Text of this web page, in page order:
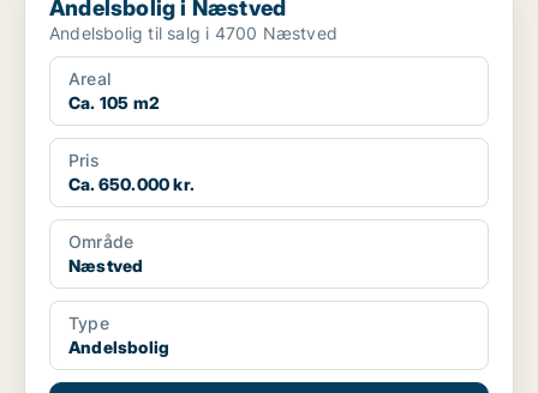
Andelsbolig i Næstved
Andelsbolig til salg i 4700 Næstved
Areal
Ca. 105 m2
Pris
Ca. 650.000 kr.
Område
Næstved
Type
Andelsbolig